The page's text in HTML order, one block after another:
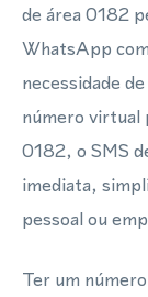
de área 0182
WhatsApp
necessidade
número virtual
0182, o SMS
imediata,
pessoal ou
Ter um